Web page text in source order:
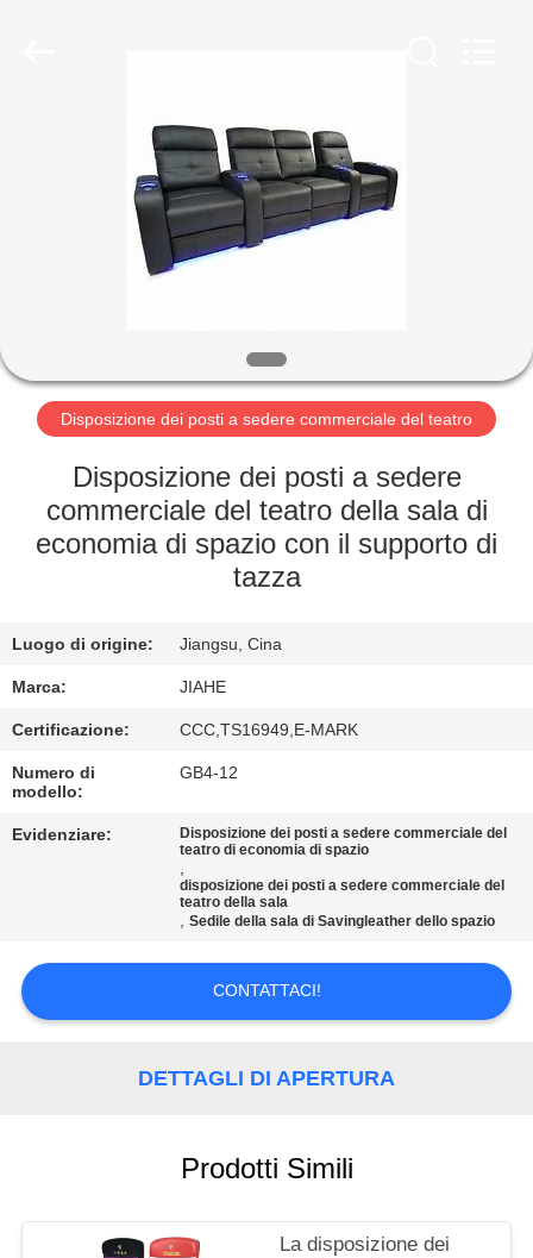
PRODOTTI
GIRO
DELLA
FABBRICA
CONTROLLO
CONTATTICI
NOTIZIE
CASI
DEL
SITO
PRIVACY
Disposizione dei posti a sedere commerciale del teatro
Disposizione dei posti a sedere
commerciale del teatro della sala di
economia di spazio con il supporto di
tazza
Luogo di origine: Jiangsu, Cina
Marca: JIAHE
Certificazione: CCC,TS16949,E-MARK
Numero di
modello:
GB4-12
Evidenziare:
Disposizione dei posti a sedere commerciale del
teatro di economia di spazio
,
disposizione dei posti a sedere commerciale del
teatro della sala
,Sedile della sala di Savingleather dello spazio
CONTATTACI!
DETTAGLI DI APERTURA
Prodotti Simili
La disposizione dei